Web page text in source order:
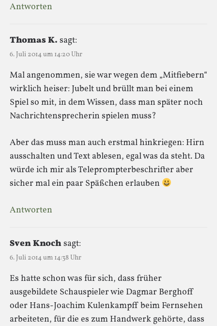
Antworten
Thomas K. sagt:
6. Juli 2014 um 14:20 Uhr
Mal angenommen, sie war wegen dem „Mitfiebern“
wirklich heiser: Jubelt und brüllt man bei einem
Spiel so mit, in dem Wissen, dass man später noch
Nachrichtensprecherin spielen muss?
Aber das muss man auch erstmal hinkriegen: Hirn
ausschalten und Text ablesen, egal was da steht. Da
würde ich mir als Teleprompterbeschrifter aber
sicher mal ein paar Späßchen erlauben
Antworten
Sven Knoch sagt:
6. Juli 2014 um 14:38 Uhr
Es hatte schon was für sich, dass früher
ausgebildete Schauspieler wie Dagmar Berghoff
oder Hans-Joachim Kulenkampff beim Fernsehen
arbeiteten, für die es zum Handwerk gehörte, dass